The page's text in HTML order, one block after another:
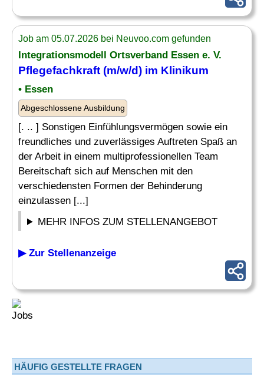
Job am 05.07.2026 bei Neuvoo.com gefunden
Integrationsmodell Ortsverband Essen e. V.
Pflegefachkraft (m/w/d) im Klinikum
• Essen
Abgeschlossene Ausbildung
[. .. ] Sonstigen Einfühlungsvermögen sowie ein
freundliches und zuverlässiges Auftreten Spaß an
der Arbeit in einem multiprofessionellen Team
Bereitschaft sich auf Menschen mit den
verschiedensten Formen der Behinderung
einzulassen [...]
MEHR INFOS ZUM STELLENANGEBOT
▶ Zur Stellenanzeige
HÄUFIG GESTELLTE FRAGEN